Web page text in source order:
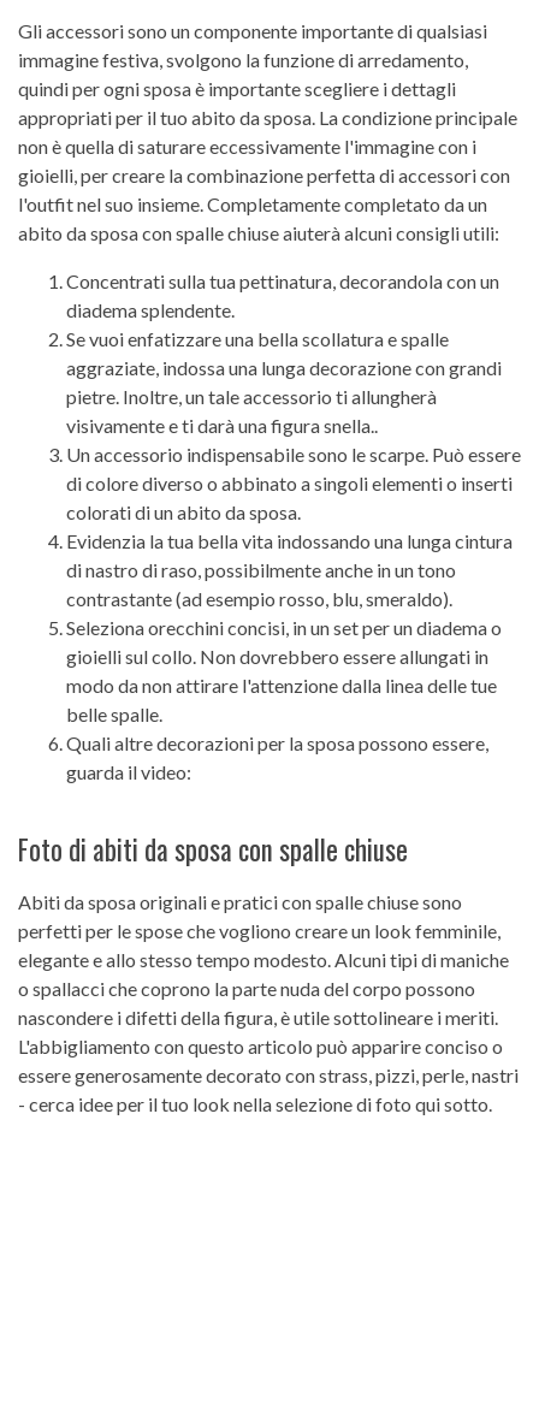
Gli accessori sono un componente importante di qualsiasi
immagine festiva, svolgono la funzione di arredamento,
quindi per ogni sposa è importante scegliere i dettagli
appropriati per il tuo abito da sposa. La condizione principale
non è quella di saturare eccessivamente l'immagine con i
gioielli, per creare la combinazione perfetta di accessori con
l'outfit nel suo insieme. Completamente completato da un
abito da sposa con spalle chiuse aiuterà alcuni consigli utili:
Concentrati sulla tua pettinatura, decorandola con un
diadema splendente.
Se vuoi enfatizzare una bella scollatura e spalle
aggraziate, indossa una lunga decorazione con grandi
pietre. Inoltre, un tale accessorio ti allungherà
visivamente e ti darà una figura snella..
Un accessorio indispensabile sono le scarpe. Può essere
di colore diverso o abbinato a singoli elementi o inserti
colorati di un abito da sposa.
Evidenzia la tua bella vita indossando una lunga cintura
di nastro di raso, possibilmente anche in un tono
contrastante (ad esempio rosso, blu, smeraldo).
Seleziona orecchini concisi, in un set per un diadema o
gioielli sul collo. Non dovrebbero essere allungati in
modo da non attirare l'attenzione dalla linea delle tue
belle spalle.
Quali altre decorazioni per la sposa possono essere,
guarda il video:
Foto di abiti da sposa con spalle chiuse
Abiti da sposa originali e pratici con spalle chiuse sono
perfetti per le spose che vogliono creare un look femminile,
elegante e allo stesso tempo modesto. Alcuni tipi di maniche
o spallacci che coprono la parte nuda del corpo possono
nascondere i difetti della figura, è utile sottolineare i meriti.
L'abbigliamento con questo articolo può apparire conciso o
essere generosamente decorato con strass, pizzi, perle, nastri
- cerca idee per il tuo look nella selezione di foto qui sotto.